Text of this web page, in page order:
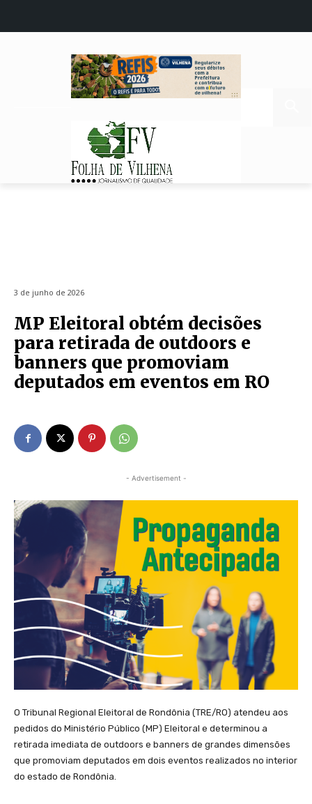
3 de junho de 2026
MP Eleitoral obtém decisões
para retirada de outdoors e
banners que promoviam
deputados em eventos em RO
- Advertisement -
O Tribunal Regional Eleitoral de Rondônia (TRE/RO) atendeu aos
pedidos do Ministério Público (MP) Eleitoral e determinou a
retirada imediata de outdoors e banners de grandes dimensões
que promoviam deputados em dois eventos realizados no interior
do estado de Rondônia.